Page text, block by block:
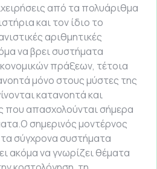
από τα πολυάριθμα
και τον ίδιο το
αριθμητικές
να βρει συστήματα
πράξεων, τέτοια
μόνο στους μύστες της
κατανοητά και
που απασχολούνται σήμερα
σημερινός μοντέρνος
σύγχρονα συστήματα
ακόμα να γνωρίζει θέματα